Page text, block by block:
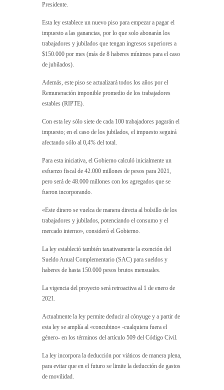
Presidente.
Esta ley establece un nuevo piso para empezar a pagar el
impuesto a las ganancias, por lo que solo abonarán los
trabajadores y jubilados que tengan ingresos superiores a
$150.000 por mes (más de 8 haberes mínimos para el caso
de jubilados).
Además, este piso se actualizará todos los años por el
Remuneración imponible promedio de los trabajadores
estables (RIPTE).
Con esta ley sólo siete de cada 100 trabajadores pagarán el
impuesto; en el caso de los jubilados, el impuesto seguirá
afectando sólo al 0,4% del total.
Para esta iniciativa, el Gobierno calculó inicialmente un
esfuerzo fiscal de 42.000 millones de pesos para 2021,
pero será de 48.000 millones con los agregados que se
fueron incorporando.
«Este dinero se vuelca de manera directa al bolsillo de los
trabajadores y jubilados, potenciando el consumo y el
mercado interno», consideró el Gobierno.
La ley estableció también taxativamente la exención del
Sueldo Anual Complementario (SAC) para sueldos y
haberes de hasta 150.000 pesos brutos mensuales.
La vigencia del proyecto será retroactiva al 1 de enero de
2021.
Actualmente la ley permite deducir al cónyuge y a partir de
esta ley se amplía al «concubino» -cualquiera fuera el
género- en los términos del artículo 509 del Código Civil.
La ley incorpora la deducción por viáticos de manera plena,
para evitar que en el futuro se limite la deducción de gastos
de movilidad.